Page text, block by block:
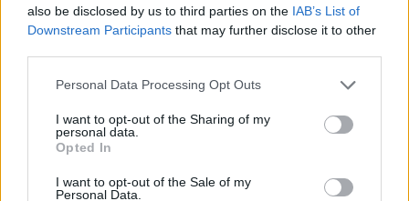
also be disclosed by us to third parties on the IAB’s List of
Downstream Participants that may further disclose it to other
Please note that this website/app uses one or more Google
not limited to your visit or usage behaviour. You may click to
grant or deny consent to Google and its third-party tags to
use your data for below specified purposes in below Google
consent section.
Personal Data Processing Opt Outs
I want to opt-out of the Sharing of my
personal data.
Opted In
I want to opt-out of the Sale of my
Personal Data.